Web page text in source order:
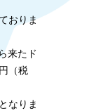
おりま
来たド
（税
なりま